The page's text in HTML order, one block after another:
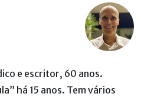
e escritor, 60 anos.
há 15 anos. Tem vários